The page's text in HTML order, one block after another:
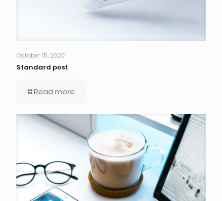
October 15, 2020
Standard post
Read more